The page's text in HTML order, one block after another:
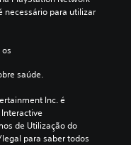
necessário para utilizar
saúde.
Inc. é
de Utilização do
para saber todos